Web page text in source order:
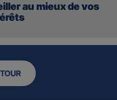
au mieux de vos